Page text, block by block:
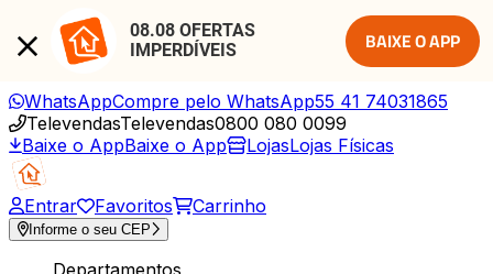
08.08 OFERTAS
IMPERDÍVEIS
BAIXE O APP
WhatsAppCompre pelo WhatsApp55 41 74031865
TelevendasTelevendas0800 080 0099
Baixe o AppBaixe o App LojasLojas Físicas
Entrar Favoritos Carrinho
Informe o seu CEP
Departamentos